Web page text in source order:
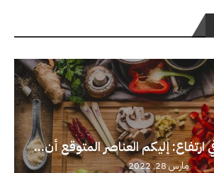
ارتفاع: إليكم العناصر المتوقع أن...
مارس 28, 2022